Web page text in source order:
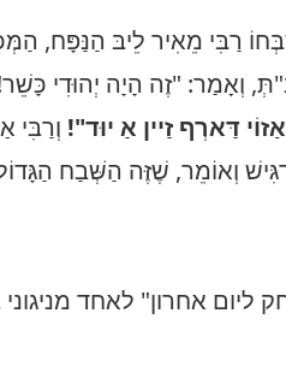
רַבִּי מֵאִיר לֵיבּ הַנַּפָּח,
וְאָמַר: "זֶה הָיָה יְהוּדִי כָּשֵׁר!
דַּארְף זַיין אַ יוּד"! וְרַבִּי
וְאוֹמֵר, שֶׁזֶּה הַשְּׁבַח
ליום אחרון" לאחד